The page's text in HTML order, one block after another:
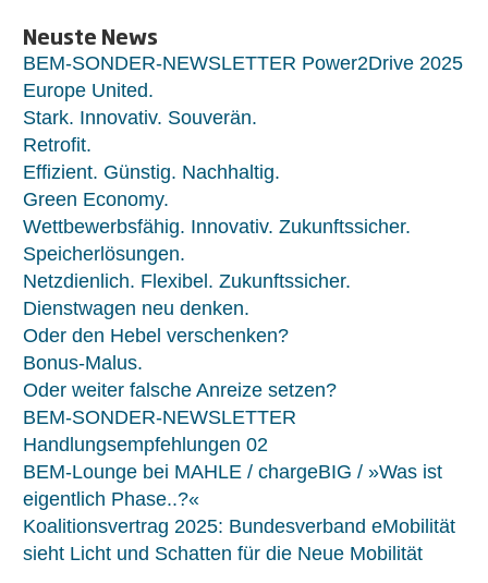
Neuste News
BEM-SONDER-NEWSLETTER Power2Drive 2025
Europe United.
Stark. Innovativ. Souverän.
Retrofit.
Effizient. Günstig. Nachhaltig.
Green Economy.
Wettbewerbsfähig. Innovativ. Zukunftssicher.
Speicherlösungen.
Netzdienlich. Flexibel. Zukunftssicher.
Dienstwagen neu denken.
Oder den Hebel verschenken?
Bonus-Malus.
Oder weiter falsche Anreize setzen?
BEM-SONDER-NEWSLETTER
Handlungsempfehlungen 02
BEM-Lounge bei MAHLE / chargeBIG / »Was ist
eigentlich Phase..?«
Koalitionsvertrag 2025: Bundesverband eMobilität
sieht Licht und Schatten für die Neue Mobilität